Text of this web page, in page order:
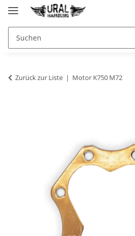
Zurück zur Liste Motor K750 M72